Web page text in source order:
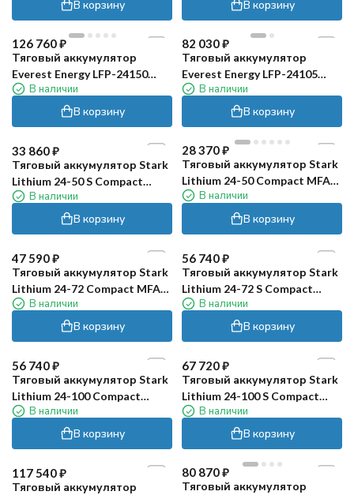
В корзину В корзину
126 760₽
Тяговый аккумулятор
Everest Energy LFP-24150
PRO(24В, 150Ач, LiFePO4)
В наличии
В корзину
82 030₽
Тяговый аккумулятор
Everest Energy LFP-24105
PRO (24В, 105Ач, LiFePO4)
В наличии
В корзину
33 860₽
Тяговый аккумулятор Stark
Lithium 24-50 S Compact
MFAV (24В, 50Ач, Li-ion)
В наличии
В корзину
28 370₽
Тяговый аккумулятор Stark
Lithium 24-50 Compact MFAV
(24В, 50Ач, LiFePO4)
В наличии
В корзину
47 590₽
Тяговый аккумулятор Stark
Lithium 24-72 Compact MFAV
(24В, 72Ач, Li-ion)
В наличии
В корзину
56 740₽
Тяговый аккумулятор Stark
Lithium 24-72 S Compact
MFAV (24В, 72Ач, Li-ion)
В наличии
В корзину
56 740₽
Тяговый аккумулятор Stark
Lithium 24-100 Compact
MFAV (24В, 100Ач, Li-ion)
В наличии
В корзину
67 720₽
Тяговый аккумулятор Stark
Lithium 24-100 S Compact
MFAV (24В, 100Ач, Li-ion)
В наличии
В корзину
117 540₽
Тяговый аккумулятор
80 870₽
Тяговый аккумулятор